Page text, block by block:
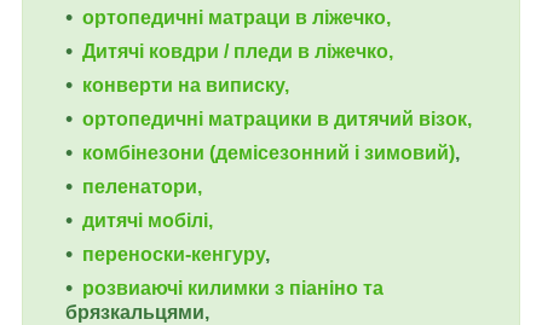
ортопедичні матраци в ліжечко,
Дитячі ковдри / пледи в ліжечко,
конверти на виписку,
ортопедичні матрацики в дитячий візок,
комбінезони (демісезонний і зимовий),
пеленатори,
дитячі мобілі,
переноски-кенгуру,
розвиаючі килимки з піаніно та
брязкальцями,